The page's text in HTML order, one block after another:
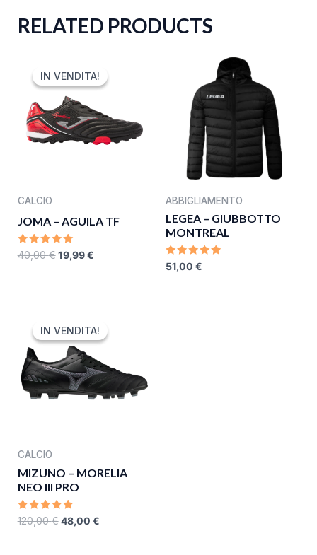
RELATED PRODUCTS
IN VENDITA!
IN VENDITA!
CALCIO
JOMA – AGUILA TF
RATED
40,00€
PRICE
WAS:
40,00 €.
19,99€
PRICE
IS:
ABBIGLIAMENTO
LEGEA – GIUBBOTTO
MONTREAL
RATED
51,00 €
IN VENDITA!
IN VENDITA!
CALCIO
MIZUNO – MORELIA
NEO III PRO
RATED
0
120,00€
PRICE
WAS:
120,00 €.
48,00 €
PRICE
IS: